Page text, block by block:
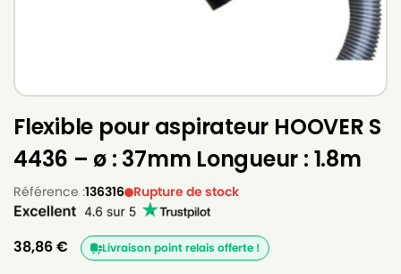
Flexible pour aspirateur HOOVER S
4436 – ø : 37mm Longueur : 1.8m
Référence :136316 Rupture de stock
38,86€ Livraison point relais offerte !